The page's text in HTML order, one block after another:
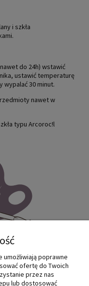
i szkła
do 24h) wstawić
ustawić temperaturę
wypalać 30 minut.
nawet w
typu Arcoroc!l
artykuły dla
umożliwiają poprawne
ofertę do Twoich
przez nas
lub dostosować